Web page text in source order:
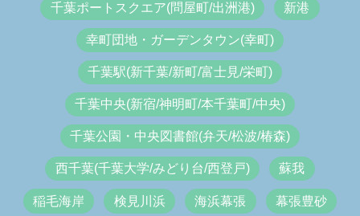
千葉ポートスクエア(問屋町/出洲港) 新港
幸町団地・ガーデンタウン(幸町)
千葉駅(新千葉/新町/富士見/栄町)
千葉中央(新宿/神明町/本千葉町/中央)
千葉公園・中央図書館(弁天/松波/椿森)
西千葉(千葉大学/みどり台/西登戸) 蘇我
稲毛海岸 検見川浜 海浜幕張 幕張豊砂